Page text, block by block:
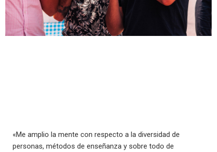
«Me amplio la mente con respecto a la diversidad de
personas, métodos de enseñanza y sobre todo de